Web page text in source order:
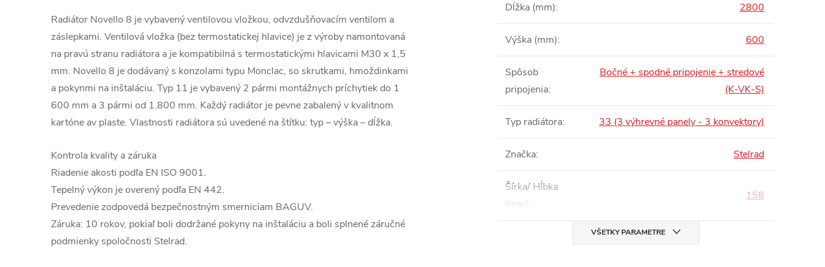
Radiátor Novello 8 je vybavený ventilovou vložkou, odvzdušňovacím ventilom a
záslepkami. Ventilová vložka (bez termostatickej hlavice) je z výroby namontovaná
na pravú stranu radiátora a je kompatibilná s termostatickými hlavicami M30 x 1,5
mm. Novello 8 je dodávaný s konzolami typu Monclac, so skrutkami, hmoždinkami
a pokynmi na inštaláciu. Typ 11 je vybavený 2 pármi montážnych príchytiek do 1
600 mm a 3 pármi od 1.800 mm. Každý radiátor je pevne zabalený v kvalitnom
kartóne av plaste. Vlastnosti radiátora sú uvedené na štítku: typ – výška – dĺžka.
Kontrola kvality a záruka
Riadenie akosti podľa EN ISO 9001.
Tepelný výkon je overený podľa EN 442.
Prevedenie zodpovedá bezpečnostným smerniciam BAGUV.
Záruka: 10 rokov, pokiaľ boli dodržané pokyny na inštaláciu a boli splnené záručné
podmienky spoločnosti Stelrad.
Dĺžka (mm): 2800
Výška (mm): 600
Spôsob
pripojenia:
Bočné + spodné pripojenie + stredové
(K-VK-S)
Typ radiátora: 33 (3 výhrevné panely - 3 konvektory)
Značka: Stelrad
Šírka/ Hĺbka
(mm):
158
VŠETKY PARAMETRE